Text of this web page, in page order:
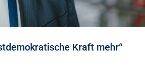
Kraft mehr“